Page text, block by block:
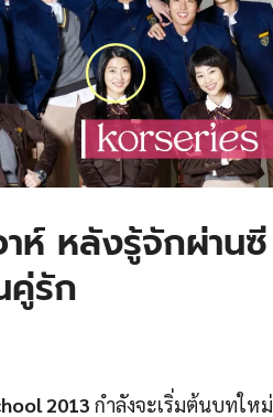
ห์ หลังรู้จักผ่านซี
คู่รัก
2013 กำลังจะเริ่มต้นบทใหม่